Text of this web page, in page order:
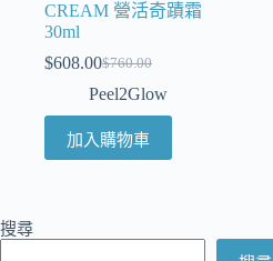
CREAM 營活奇蹟霜
30ml
$760.00
$608.00
Peel2Glow
加入購物車
搜尋